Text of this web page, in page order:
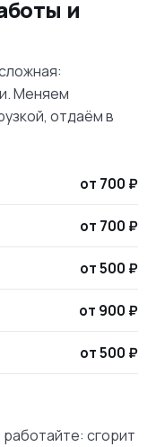
и
Меняем
отдаём в
от 700 ₽
от 700 ₽
от 500 ₽
от 900 ₽
от 500 ₽
работайте: сгорит